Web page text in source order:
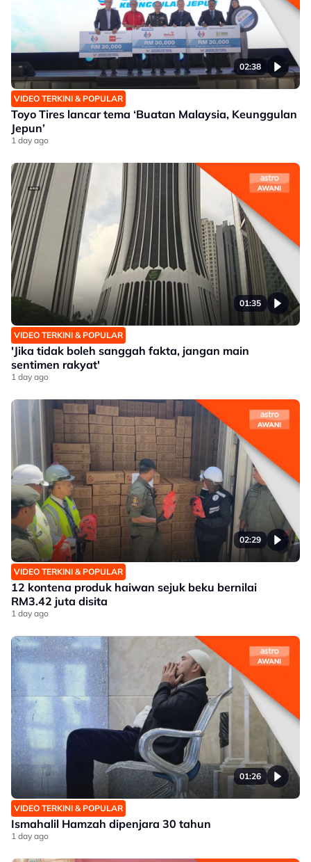
02:38
VIDEO TERKINI & POPULAR
Toyo Tires lancar tema ‘Buatan Malaysia, Keunggulan
Jepun’
1 day ago
01:35
VIDEO TERKINI & POPULAR
'Jika tidak boleh sanggah fakta, jangan main
sentimen rakyat'
1 day ago
02:29
VIDEO TERKINI & POPULAR
12 kontena produk haiwan sejuk beku bernilai
RM3.42 juta disita
1 day ago
01:26
VIDEO TERKINI & POPULAR
Ismahalil Hamzah dipenjara 30 tahun
1 day ago